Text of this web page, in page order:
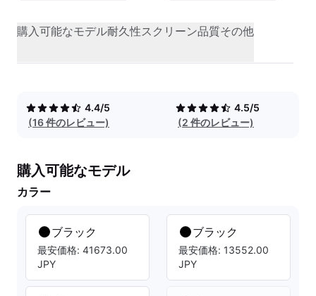
購入可能なモデル耐久性スクリーン品質その他
4.4/5
(16 件のレビュー)
4.5/5
(2 件のレビュー)
購入可能なモデル
カラー
ブラック
最安価格: 41673.00
JPY
ブラック
最安価格: 13552.00
JPY